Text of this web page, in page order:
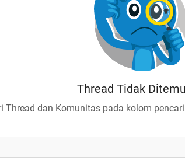
Thread Tidak
Thread dan Komunitas pada kolom